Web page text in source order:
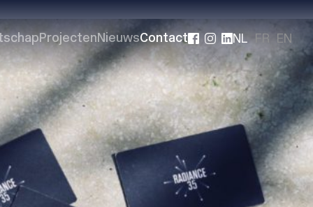
ProjectenNieuwsContact NL FR EN